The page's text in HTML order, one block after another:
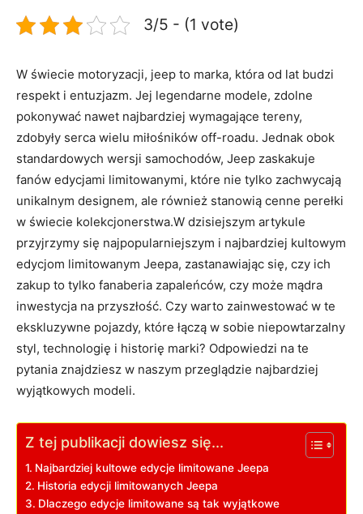
3/5 - (1 vote)
W świecie motoryzacji, jeep to marka, która od lat budzi
respekt i entuzjazm. Jej legendarne modele, zdolne
pokonywać nawet najbardziej wymagające tereny,
zdobyły serca wielu miłośników off-roadu. Jednak obok
standardowych wersji samochodów, Jeep zaskakuje
fanów edycjami limitowanymi, które nie tylko zachwycają
unikalnym designem, ale również stanowią cenne perełki
w świecie kolekcjonerstwa.W dzisiejszym artykule
przyjrzymy się najpopularniejszym i najbardziej kultowym
edycjom limitowanym Jeepa, zastanawiając się, czy ich
zakup to tylko fanaberia zapaleńców, czy może mądra
inwestycja na przyszłość. Czy warto zainwestować w te
ekskluzywne pojazdy, które łączą w sobie niepowtarzalny
styl, technologię i historię marki? Odpowiedzi na te
pytania znajdziesz w naszym przeglądzie najbardziej
wyjątkowych modeli.
Z tej publikacji dowiesz się...
Najbardziej kultowe edycje limitowane Jeepa
Historia edycji limitowanych Jeepa
Dlaczego edycje limitowane są tak wyjątkowe